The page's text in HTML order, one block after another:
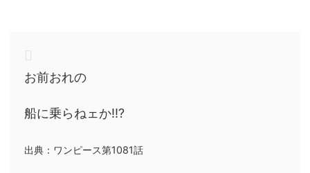
お前おれの
船に乗らねェか!!?
出典：ワンピース第1081話